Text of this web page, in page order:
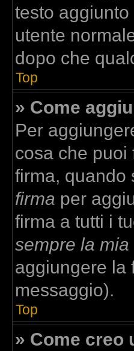
testo
utente
dopo che
Top
» Come
Per
cosa che puoi
firma, quando
firma per
firma a tutti i
sempre la mia
aggiungere la
messaggio).
Top
» Come creo